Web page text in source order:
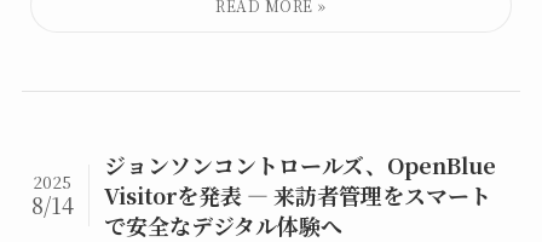
ジョンソンコントロールズ、OpenBlue
Visitorを発表 — 来訪者管理をスマート
で安全なデジタル体験へ
2025
8/14